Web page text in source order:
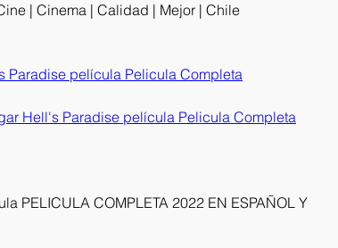
| Cinema | Calidad | Mejor | Chile
Paradise película Pelicula Completa
Hell's Paradise película Pelicula Completa
PELICULA COMPLETA 2022 EN ESPAÑOL Y